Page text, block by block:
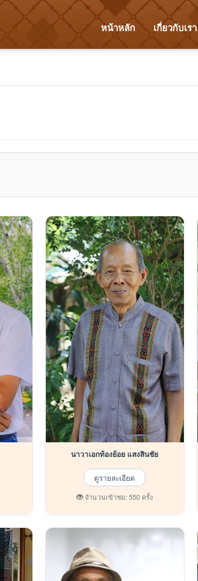
หน้าหลัก เกี่ยวกับเรา
นาวาเอกท้องย้อย แสงสินชัย
ดูรายละเอียด
จำนวนเข้าชม: 550 ครั้ง